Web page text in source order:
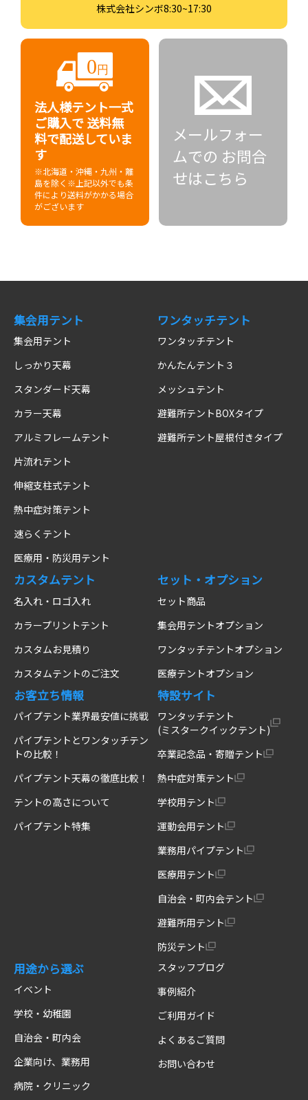
株式会社シンボ8:30~17:30
法人様テント一式
ご購入で送料無
料で配送していま
す
※北海道・沖縄・九州・離
島を除く ※上記以外でも条
件により送料がかかる場合
がございます
メールフォー
ムでの お問合
せはこちら
集会用テント
集会用テント
しっかり天幕
スタンダード天幕
カラー天幕
アルミフレームテント
片流れテント
伸縮支柱式テント
熱中症対策テント
速らくテント
医療用・防災用テント
ワンタッチテント
ワンタッチテント
かんたんテント３
メッシュテント
避難所テントBOXタイプ
避難所テント屋根付きタイプ
カスタムテント
名入れ・ロゴ入れ
カラープリントテント
カスタムお見積り
カスタムテントのご注文
セット・オプション
セット商品
集会用テントオプション
ワンタッチテントオプション
医療テントオプション
お客立ち情報
パイプテント業界最安値に挑戦
パイプテントとワンタッチテン
トの比較！
パイプテント天幕の徹底比較！
テントの高さについて
パイプテント特集
特設サイト
ワンタッチテント
(ミスタークイックテント)
卒業記念品・寄贈テント
熱中症対策テント
学校用テント
運動会用テント
業務用パイプテント
医療用テント
自治会・町内会テント
避難所用テント
防災テント
用途から選ぶ
イベント
学校・幼稚園
自治会・町内会
企業向け、業務用
病院・クリニック
スタッフブログ
事例紹介
ご利用ガイド
よくあるご質問
お問い合わせ